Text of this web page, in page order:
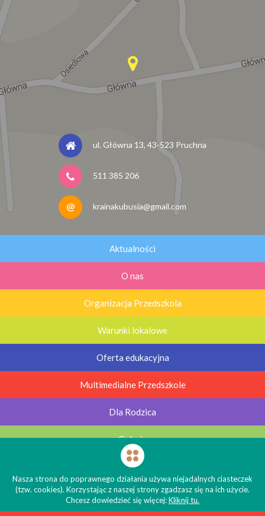
ul. Główna 13, 43-523 Pruchna
511 385 206
krainakubusia@gmail.com
Aktualności
O nas
Organizacja Przedszkola
Warunki lokalowe
Oferta edukacyjna
Multimedialne Przedszkole
Dla Rodzica
Galerie
Kontakt
© Niepubliczne Przedszkole Kubusiowa Kraina 2026
Nasza strona do poprawnego działania używa niejadalnych ciasteczek
(tzw. cookies). Korzystając z naszej strony zgadzasz się na ich użycie.
Chcesz dowiedzieć się więcej:Kliknij tu.